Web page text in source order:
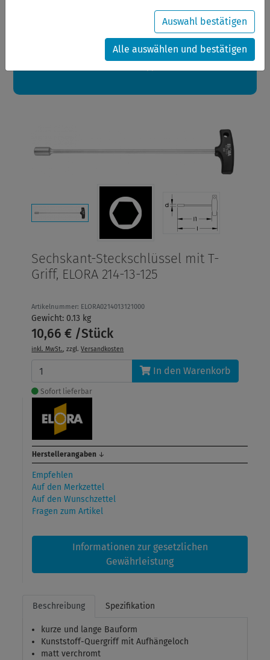
Ihre Bestellungen in diesem Zeitraum werden ab dem
24.08.2026 verschickt.
Eine schöne Sommerpause
Sechskant-Steckschlüssel mit T-
Griff, ELORA 214-13-125
Artikelnummer: ELORA0214013121000
Gewicht: 0.13 kg
10,66 € /Stück
inkl. MwSt., zzgl.Versandkosten
In den Warenkorb
Sofort lieferbar
Herstellerangaben ↓
Empfehlen
Auf den Merkzettel
Auf den Wunschzettel
Fragen zum Artikel
Informationen zur gesetzlichen
Gewährleistung
Beschreibung Spezifikation
kurze und lange Bauform
Kunststoff-Quergriff mit Aufhängeloch
matt verchromt
Auswahl bestätigen
Alle auswählen und bestätigen